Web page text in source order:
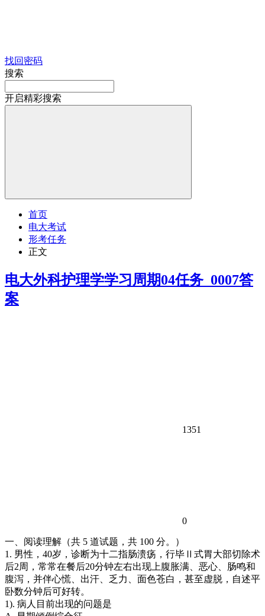
找回密码
搜索
开启精彩搜索
首页
电大考试
形考任务
正文
电大外科护理学学习周期04任务_0007答
案
1351
0
一、阅读理解（共 5 道试题，共 100 分。）
1. 男性，40岁，诊断为十二指肠溃疡，行毕Ⅱ式胃大部切除术
后2周，常常在餐后20分钟左右出现上腹胀满、恶心、肠鸣和
腹泻，并伴心慌、出汗、乏力、面色苍白，甚至虚脱，自述平
卧数分钟后可好转。
1). 病人目前出现的问题是